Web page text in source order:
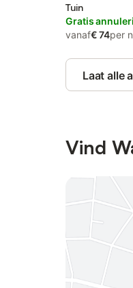
Tuin
Gratis
vanaf€ 74per
Laat alle
Vind